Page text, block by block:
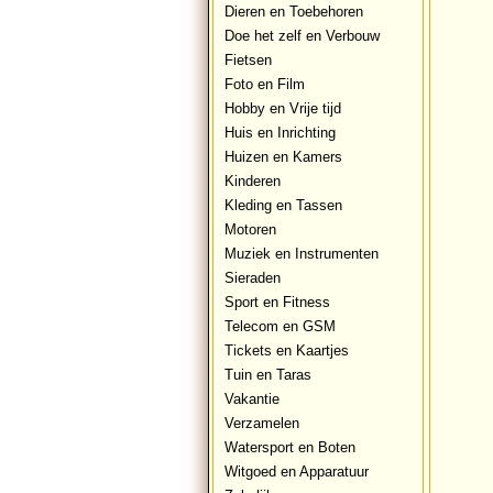
Dieren en Toebehoren
Doe het zelf en Verbouw
Fietsen
Foto en Film
Hobby en Vrije tijd
Huis en Inrichting
Huizen en Kamers
Kinderen
Kleding en Tassen
Motoren
Muziek en Instrumenten
Sieraden
Sport en Fitness
Telecom en GSM
Tickets en Kaartjes
Tuin en Taras
Vakantie
Verzamelen
Watersport en Boten
Witgoed en Apparatuur